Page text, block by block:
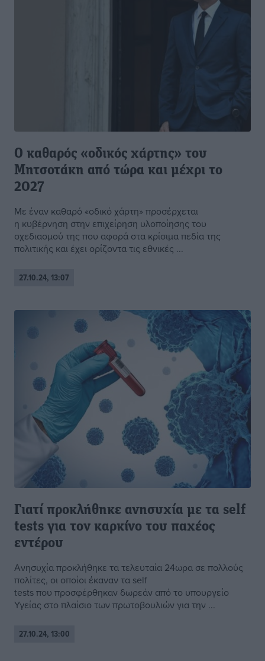
Ο καθαρός «οδικός χάρτης» του
Μητσοτάκη από τώρα και μέχρι το
2027
Με έναν καθαρό «οδικό χάρτη» προσέρχεται
η κυβέρνηση στην επιχείρηση υλοποίησης του
σχεδιασμού της που αφορά στα κρίσιμα πεδία της
πολιτικής και έχει ορίζοντα τις εθνικές ...
27.10.24, 13:07
Γιατί προκλήθηκε ανησυχία με τα self
tests για τον καρκίνο του παχέος
εντέρου
Ανησυχία προκλήθηκε τα τελευταία 24ωρα σε πολλούς
πολίτες, οι οποίοι έκαναν τα self
tests που προσφέρθηκαν δωρεάν από το υπουργείο
Υγείας στο πλαίσιο των πρωτοβουλιών για την ...
27.10.24, 13:00